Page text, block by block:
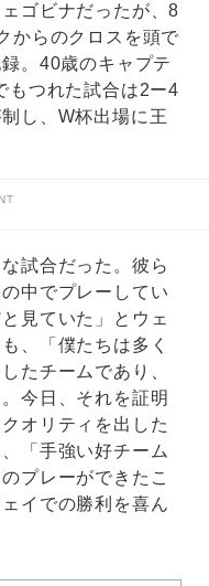
ゴビナだったが、8
からのクロスを頭で
。40歳のキャプテ
もつれた試合は2ー4
し、W杯出場に王
試合だった。彼ら
中でプレーしてい
見ていた」とウェ
、「僕たちは多く
たチームであり、
今日、それを証明
オリティを出した
「手強い好チーム
プレーができたこ
イでの勝利を喜ん